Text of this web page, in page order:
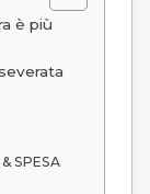
è più
SPESA